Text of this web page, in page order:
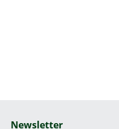
Newsletter